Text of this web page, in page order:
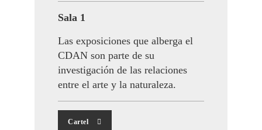
Sala 1
Las exposiciones que alberga el
CDAN son parte de su
investigación de las relaciones
entre el arte y la naturaleza.
Cartel